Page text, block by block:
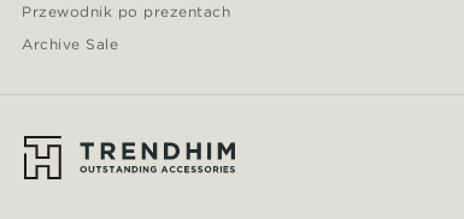
Przewodnik po prezentach
Archive Sale